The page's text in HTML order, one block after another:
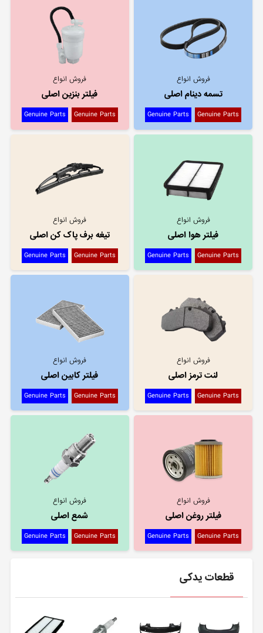
فروش انواع
تسمه دینام اصلی
Genuine Parts
Genuine Parts
فروش انواع
فیلتر بنزین اصلی
Genuine Parts
Genuine Parts
فروش انواع
فیلتر هوا اصلی
Genuine Parts
Genuine Parts
فروش انواع
تیغه برف پاک کن اصلی
Genuine Parts
Genuine Parts
فروش انواع
لنت ترمز اصلی
Genuine Parts
Genuine Parts
فروش انواع
فیلتر کابین اصلی
Genuine Parts
Genuine Parts
فروش انواع
فیلتر روغن اصلی
Genuine Parts
Genuine Parts
فروش انواع
شمع اصلی
Genuine Parts
Genuine Parts
قطعات یدکی